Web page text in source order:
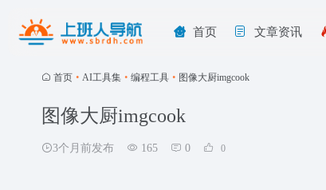
首页 文章资讯
首页 • AI工具集 • 编程工具 • 图像大厨imgcook
图像大厨imgcook
3个月前发布 165 0 0